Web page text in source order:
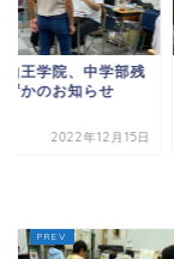
山王学院、中学部残
ずかのお知らせ
2022年12月15日